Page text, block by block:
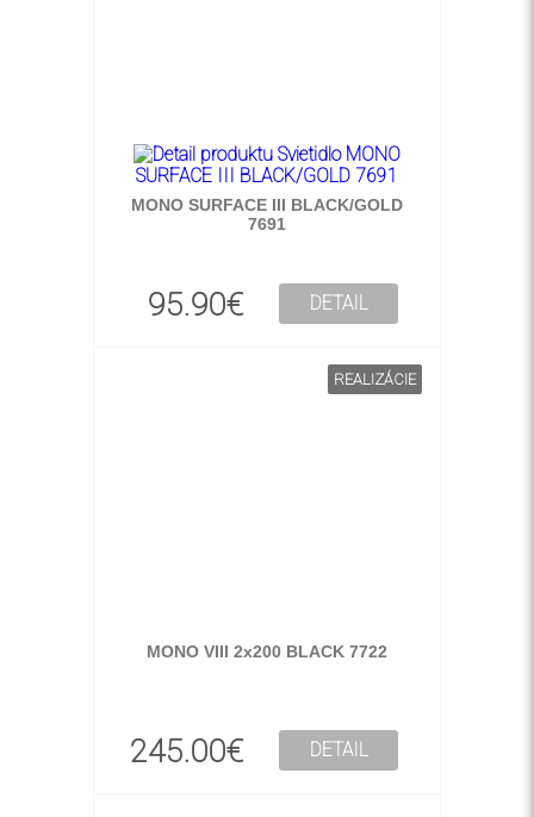
MONO SURFACE III BLACK/GOLD
7691
95.90€ DETAIL
REALIZÁCIE
MONO VIII 2x200 BLACK 7722
245.00€ DETAIL